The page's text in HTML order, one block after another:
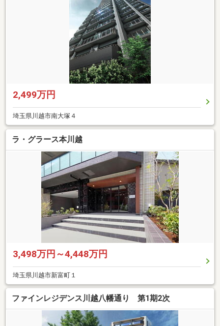
2,499万円
埼玉県川越市南大塚４
ラ・グラース本川越
3,498万円～4,448万円
埼玉県川越市新富町１
ファインレジデンス川越八幡通り 第1期2次